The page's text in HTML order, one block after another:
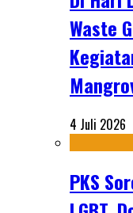
Waste
4 Juli 2026
PKS